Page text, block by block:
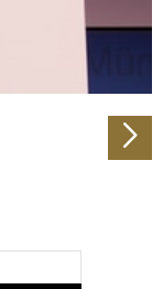
zu
zu Ihrer
Partner für
mit
bereitgestellt